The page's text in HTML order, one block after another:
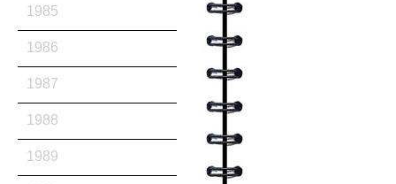
1985
1986
1987
1988
1989